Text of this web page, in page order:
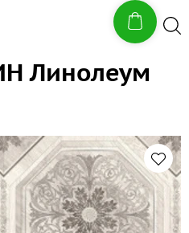
Линолеум